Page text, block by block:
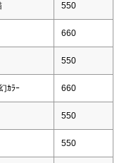
550
660
550
ｶﾗｰ 660
550
550